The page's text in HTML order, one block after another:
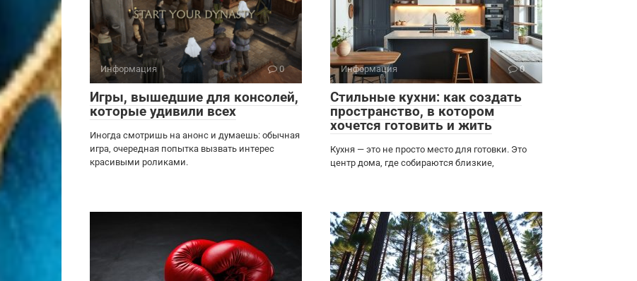
Информация 0
Игры, вышедшие для консолей,
которые удивили всех
Иногда смотришь на анонс и думаешь: обычная
игра, очередная попытка вызвать интерес
красивыми роликами.
Информация 0
Стильные кухни: как создать
пространство, в котором
хочется готовить и жить
Кухня — это не просто место для готовки. Это
центр дома, где собираются близкие,